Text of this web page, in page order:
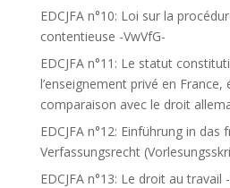
EDCJFA n°10: Loi sur la
contentieuse -VwVfG-
EDCJFA n°11: Le statut
l’enseignement privé en France,
comparaison avec le droit
EDCJFA n°12: Einführung in das
Verfassungsrecht
EDCJFA n°13: Le droit au